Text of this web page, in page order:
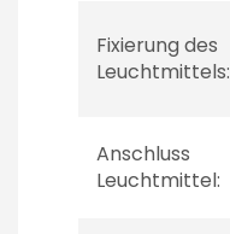
Fixierung des
Leuchtmittels:
Anschluss
Leuchtmittel: